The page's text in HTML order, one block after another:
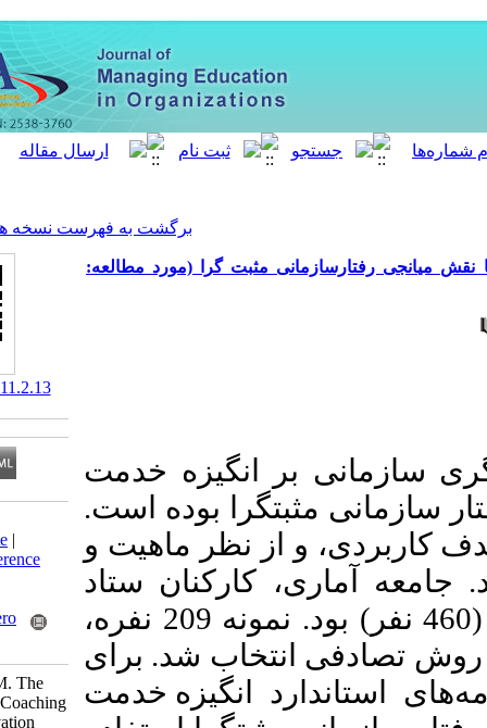
برگشت به فهرست نسخه ها
مثبت گرا (مورد مطالعه:
انگیزه خدمت
بوده است.
نظر ماهیت و
کارکنان ستاد
دانشگاه علوم پزشکی مشهد (460 نفر) بود. نمونه­ 209 نفره،
شد. برای
انگیزه خدمت
Download citation:
BibTeX
EndNote
Medlars
ProCite|Reference
RefWorks
Send citation to:
Mendeley
Zotero
Arabshahi A, Hoseini M. The
Role of Organizational Coaching
in Public Service Motivation